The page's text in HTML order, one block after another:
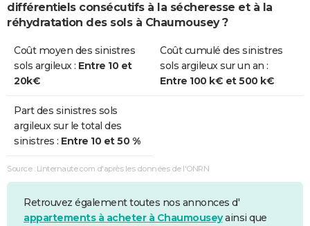
différentiels consécutifs à la sécheresse et à la
réhydratation des sols à Chaumousey ?
Coût moyen des sinistres
sols argileux : Entre 10 et
20k€
Coût cumulé des sinistres
sols argileux sur un an :
Entre 100 k€ et 500 k€
Part des sinistres sols
argileux sur le total des
sinistres : Entre 10 et 50 %
Source : Linternaute.com d'après les données de l'ONRN
Retrouvez également toutes nos annonces d'
appartements à acheter à Chaumouseyainsi que